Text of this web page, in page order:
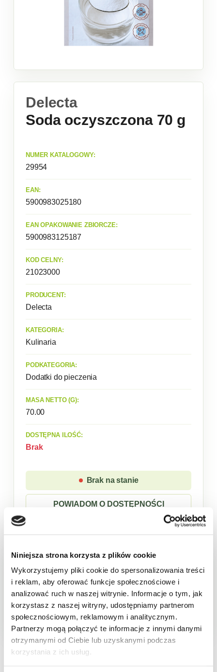
Niniejsza strona korzysta z plików cookie
Wykorzystujemy pliki cookie do spersonalizowania treści
i reklam, aby oferować funkcje społecznościowe i
analizować ruch w naszej witrynie. Informacje o tym, jak
korzystasz z naszej witryny, udostępniamy partnerom
społecznościowym, reklamowym i analitycznym.
Partnerzy mogą połączyć te informacje z innymi danymi
otrzymanymi od Ciebie lub uzyskanymi podczas
korzystania z ich usług.
Delecta
Soda oczyszczona 70 g
NUMER KATALOGOWY:
29954
EAN:
5900983025180
EAN OPAKOWANIE ZBIORCZE:
5900983125187
KOD CELNY:
21023000
PRODUCENT:
Delecta
KATEGORIA:
Kulinaria
PODKATEGORIA:
Dodatki do pieczenia
MASA NETTO (G):
70.00
DOSTĘPNA ILOŚĆ:
Brak
Brak na stanie
POWIADOM O DOSTĘPNOŚCI
złożyć zamówienie.
Produkt chwilowo niedostępny
Opis Cechy Skład Wartości odżywcze